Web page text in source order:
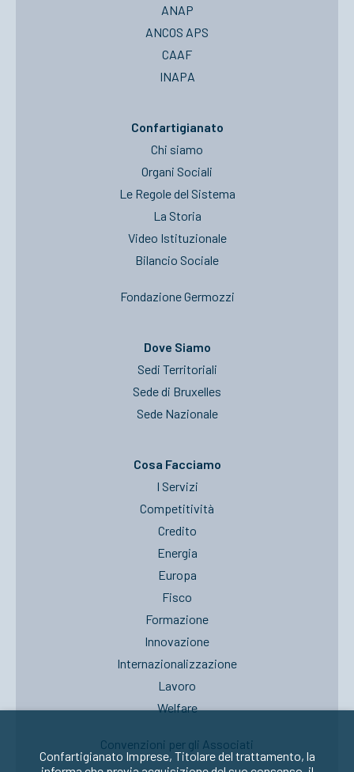
ANAP
ANCOS APS
CAAF
INAPA
Confartigianato
Chi siamo
Organi Sociali
Le Regole del Sistema
La Storia
Video Istituzionale
Bilancio Sociale
Fondazione Germozzi
Dove Siamo
Sedi Territoriali
Sede di Bruxelles
Sede Nazionale
Cosa Facciamo
I Servizi
Competitività
Credito
Energia
Europa
Fisco
Formazione
Innovazione
Internazionalizzazione
Lavoro
Welfare
Convenzioni per gli Associati
Confartigianato Imprese, Titolare del trattamento, la